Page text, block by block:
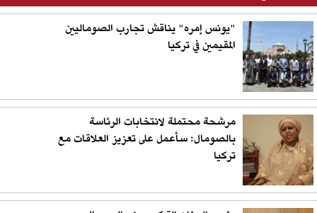
"يونس إمره" يناقش تجارب الصوماليين
المقيمين في تركيا
مرشحة محتملة لانتخابات الرئاسة
بالصومال: سأعمل على تعزيز العلاقات مع
تركيا